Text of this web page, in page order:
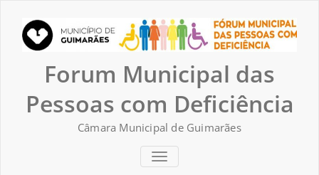
content
Forum Municipal das
Pessoas com Deficiência
Câmara Municipal de Guimarães
TOGGLE NAVIGATION